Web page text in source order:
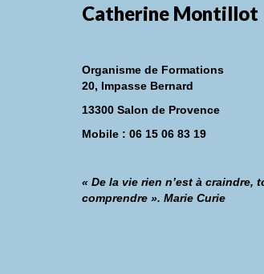
Catherine Montillot
Organisme de Formations
20, Impasse Bernard
13300 Salon de Provence
Mobile : 06 15 06 83 19
« De la vie rien n’est à craindre,
comprendre ». Marie Curie